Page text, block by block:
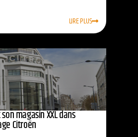
LIRE PLUS
magasin XXL dans
Citroën